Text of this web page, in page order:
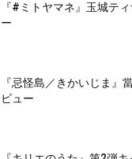
『#ミトヤマネ』玉城テ
ー
『忌怪島／きかいじま』
ビュー